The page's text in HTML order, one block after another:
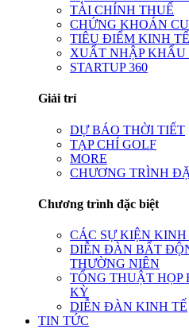
TÀI CHÍNH THUẾ
CHỨNG KHOÁN
TIÊU ĐIỂM KINH TẾ
XUẤT NHẬP KHẨU
STARTUP 360
Giải trí
DỰ BÁO THỜI TIẾT
TẠP CHÍ GOLF
MORE
CHƯƠNG TRÌNH
Chương trình đặc biệt
CÁC SỰ KIỆN
DIỄN ĐÀN BẤT
THƯỜNG NIÊN
TỔNG THUẬT HỌP
KỲ
DIỄN ĐÀN KINH TẾ
TIN TỨC